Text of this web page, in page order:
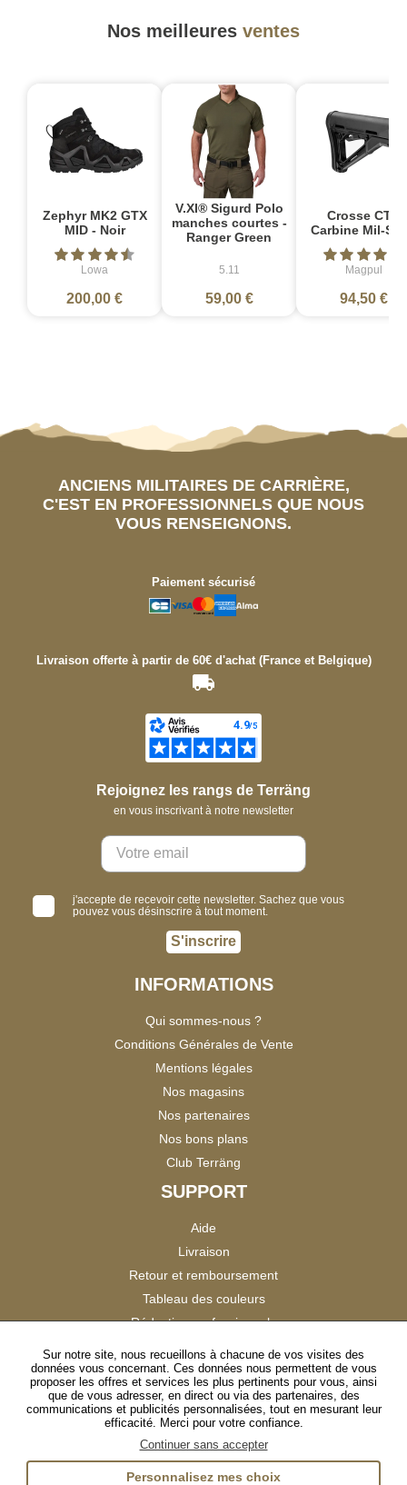
Nos meilleures ventes
Zephyr MK2 GTX
MID - Noir
Lowa
200,00 €
V.XI® Sigurd Polo
manches courtes -
Ranger Green
5.11
59,00 €
Crosse CTR
Carbine Mil-
Magpul
94,50 €
ANCIENS MILITAIRES DE CARRIÈRE,
C'EST EN PROFESSIONNELS QUE NOUS
VOUS RENSEIGNONS.
Paiement sécurisé
Livraison offerte à partir de 60€ d'achat (France et Belgique)
Rejoignez les rangs de Terräng
en vous inscrivant à notre newsletter
j'accepte de recevoir cette newsletter. Sachez que vous
pouvez vous désinscrire à tout moment.
S'inscrire
INFORMATIONS
Qui sommes-nous ?
Conditions Générales de Vente
Mentions légales
Nos magasins
Nos partenaires
Nos bons plans
Club Terräng
SUPPORT
Aide
Livraison
Retour et remboursement
Tableau des couleurs
Réduction professionnels
Satisfaction Clients
SUIVEZ-NOUS
Sur notre site, nous recueillons à chacune de vos visites des
données vous concernant. Ces données nous permettent de vous
proposer les offres et services les plus pertinents pour vous, ainsi
que de vous adresser, en direct ou via des partenaires, des
communications et publicités personnalisées, tout en mesurant leur
efficacité. Merci pour votre confiance.
Continuer sans accepter
Personnalisez mes choix